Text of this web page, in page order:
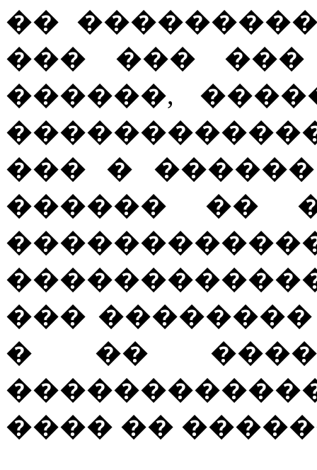
��
��� ��� ���
������,
��� �
������ ��
���
� ��
���� ��